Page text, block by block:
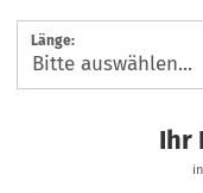
Länge:
Ihr